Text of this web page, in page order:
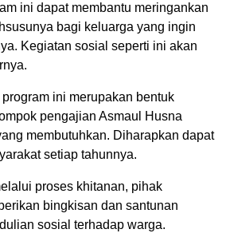
ini dapat membantu meringankan
bagi keluarga yang ingin
Kegiatan sosial seperti ini akan
ini merupakan bentuk
pengajian Asmaul Husna
membutuhkan. Diharapkan dapat
setiap tahunnya.
proses khitanan, pihak
bingkisan dan santunan
sosial terhadap warga.